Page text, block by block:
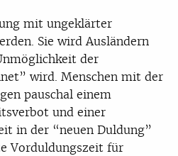
mit ungeklärter
Sie wird Ausländern
der
wird. Menschen mit der
pauschal einem
und einer
in der “neuen Duldung”
Vorduldungszeit für